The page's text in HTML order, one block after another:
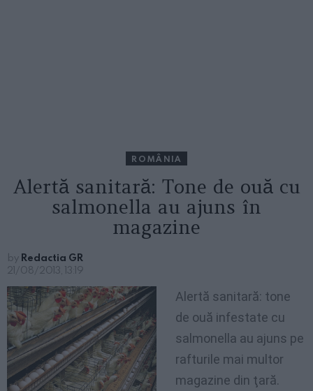
ROMÂNIA
Alertă sanitară: Tone de ouă cu
salmonella au ajuns în
magazine
by Redactia GR
21/08/2013, 13:19
Alertă sanitară: tone
de ouă infestate cu
salmonella au ajuns pe
rafturile mai multor
magazine din ţară.